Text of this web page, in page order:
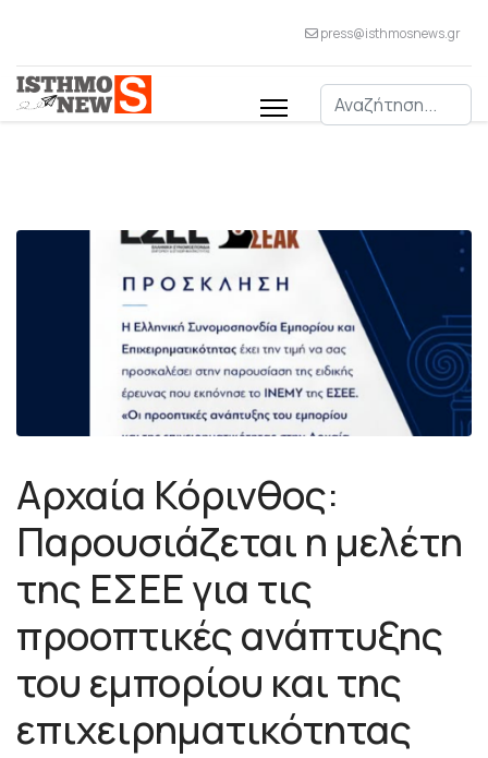
press@isthmosnews.gr
Αναζήτηση
Αρχαία Κόρινθος:
Παρουσιάζεται η μελέτη
της ΕΣΕΕ για τις
προοπτικές ανάπτυξης
του εμπορίου και της
επιχειρηματικότητας